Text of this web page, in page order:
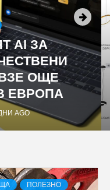
AI ЗА
ОЩЕ
ЕВРОПА
AGO
ПОЛЕЗНО